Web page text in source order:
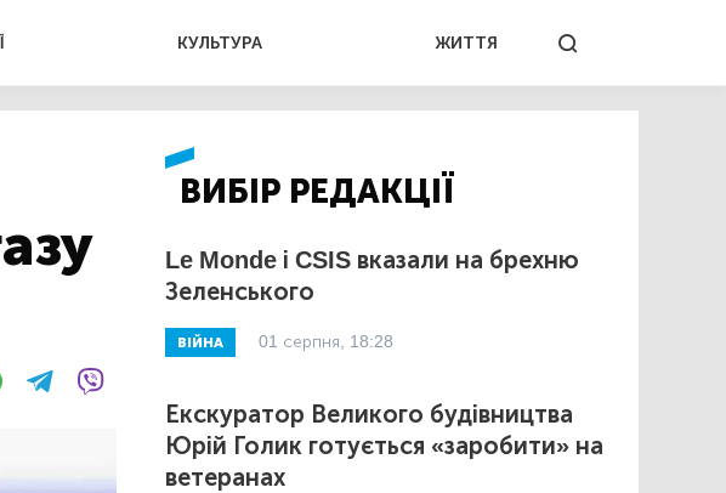
КУЛЬТУРА ЖИТТЯ
ВИБІР РЕДАКЦІЇ
Le Monde і CSIS вказали на брехню
Зеленського
ВІЙНА 01 серпня, 18:28
Екскуратор Великого будівництва
Юрій Голик готується «заробити» на
ветеранах